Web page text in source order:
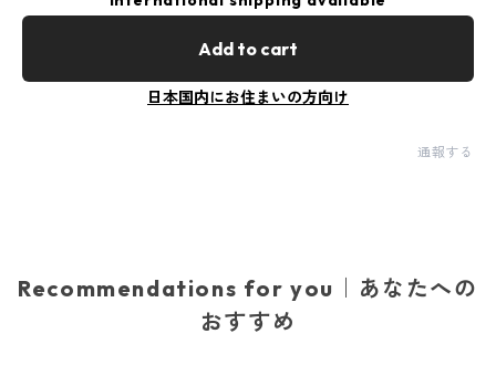
Add to cart
日本国内にお住まいの方向け
通報する
Recommendations for you｜あなたへの
おすすめ